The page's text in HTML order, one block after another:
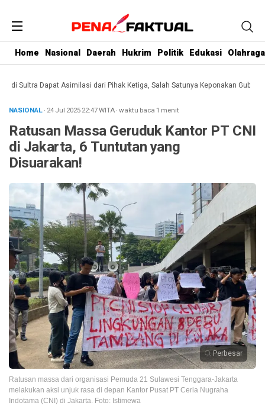
Home Nasional Daerah Hukrim Politik Edukasi Olahraga
Dapat Asimilasi dari Pihak Ketiga, Salah Satunya Keponakan Gubernur
NASIONAL· 24 Jul 202522:47WITA·waktu baca 1 menit
Ratusan Massa Geruduk Kantor PT CNI
di Jakarta, 6 Tuntutan yang
Disuarakan!
Perbesar
Ratusan massa dari organisasi Pemuda 21 Sulawesi Tenggara-Jakarta
melakukan aksi unjuk rasa di depan Kantor Pusat PT Ceria Nugraha
Indotama (CNI) di Jakarta. Foto: Istimewa